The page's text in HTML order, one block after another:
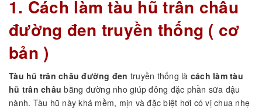
1. Cách làm tàu hũ trân châu
đường đen truyền thống ( cơ
bản )
Tàu hũ trân châu đường đen truyền thống là cách làm tàu
hũ trân châu bằng đường nho giúp đông đặc phần sữa đậu
nành. Tàu hũ này khá mềm, mịn và đặc biệt hơi có vị chua nhẹ